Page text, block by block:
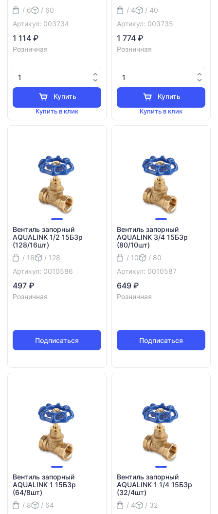
/ 6
/ 60
Артикул: 003734
1 114 ₽
Розничная
Купить
Купить в клик
/ 4
/ 40
Артикул: 003735
1 774 ₽
Розничная
Купить
Купить в клик
Вентиль запорный
AQUALINK 1/2 15БЗр
(128/16шт)
/ 16
/ 128
Артикул: 0010586
497 ₽
Розничная
Подписаться
Вентиль запорный
AQUALINK 3/4 15БЗр
(80/10шт)
/ 10
/ 80
Артикул: 0010587
649 ₽
Розничная
Подписаться
Вентиль запорный
AQUALINK 1 15БЗр
(64/8шт)
/ 8
/ 64
Вентиль запорный
AQUALINK 1 1/4 15БЗр
(32/4шт)
/ 4
/ 32